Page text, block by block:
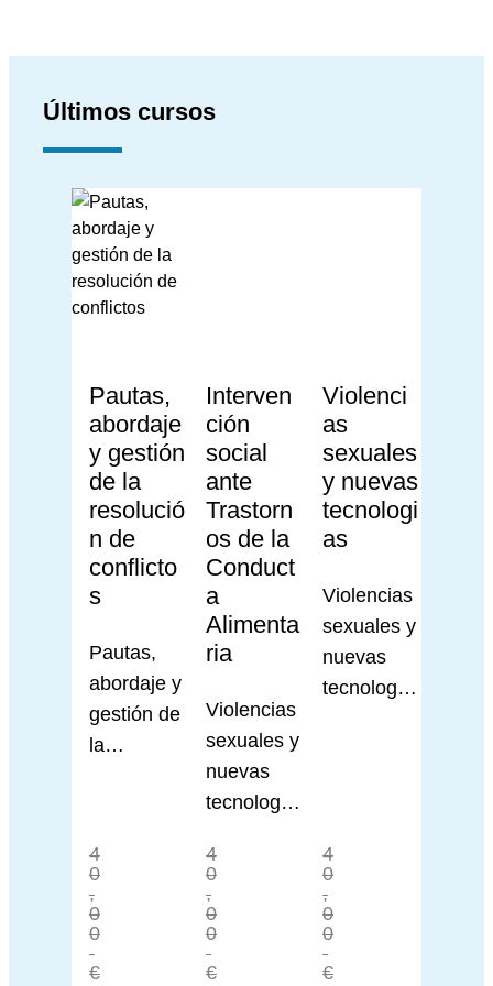
Últimos cursos
Pautas,
abordaje
y gestión
de la
resolució
n de
conflicto
s
Pautas,
abordaje y
gestión de
la
4
0
,
0
0
€
Interven
ción
social
ante
Trastorn
os de la
Conduct
a
Alimenta
ria
Violencias
sexuales y
nuevas
tecnología
4
0
,
0
0
€
Violenci
as
sexuales
y nuevas
tecnologi
as
Violencias
sexuales y
nuevas
tecnología
4
0
,
0
0
€